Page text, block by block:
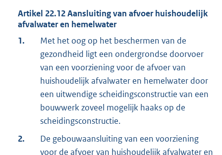
Artikel 22.12Aansluiting van afvoer huishoudelijk
afvalwater en hemelwater
1.
Met het oog op het beschermen van de
gezondheid ligt een ondergrondse doorvoer
van een voorziening voor de afvoer van
huishoudelijk afvalwater en hemelwater door
een uitwendige scheidingsconstructie van een
bouwwerk zoveel mogelijk haaks op de
scheidingsconstructie.
2.
De gebouwaansluiting van een voorziening
voor de afvoer van huishoudelijk afvalwater en